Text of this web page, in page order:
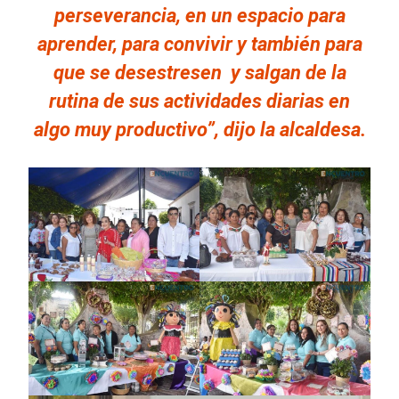
perseverancia, en un espacio para
aprender, para convivir y también para
que se desestresen y salgan de la
rutina de sus actividades diarias en
algo muy productivo”, dijo la alcaldesa.